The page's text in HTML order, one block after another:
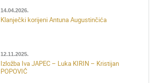
14.04.2026.
Klanječki korijeni Antuna Augustinčića
12.11.2025.
Izložba Iva JAPEC – Luka KIRIN – Kristijan
POPOVIĆ